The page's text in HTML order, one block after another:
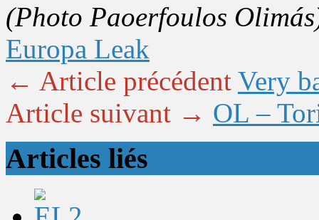
(Photo Paoerfoulos
Europa Leak
← Article précédent Very
Article suivant → OL –
Articles liés